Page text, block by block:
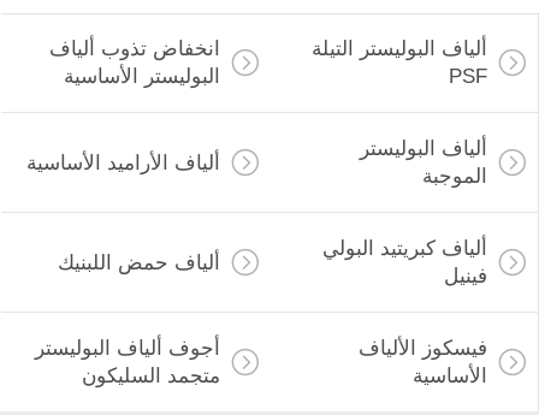
ألياف البوليستر التيلة
PSF
انخفاض تذوب ألياف
البوليستر الأساسية
ألياف البوليستر
الموجبة
ألياف الأراميد الأساسية
ألياف كبريتيد البولي
فينيل
ألياف حمض اللبنيك
فيسكوز الألياف
الأساسية
أجوف ألياف البوليستر
متجمد السليكون